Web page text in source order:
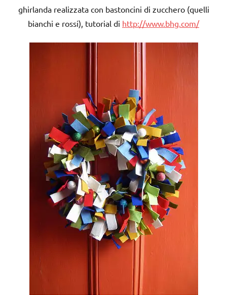
ghirlanda realizzata con bastoncini di zucchero (quelli
bianchi e rossi), tutorial di http://www.bhg.com/